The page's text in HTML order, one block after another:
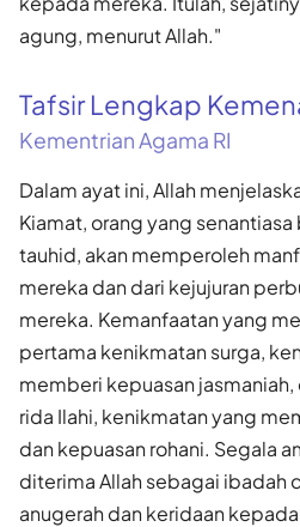
agung, menurut Allah."
Tafsir Lengkap
Kementrian Agama RI
Dalam ayat ini, Allah
Kiamat, orang yang
tauhid, akan memperoleh
mereka dan dari kejujuran
mereka. Kemanfaatan yang
pertama kenikmatan surga,
memberi kepuasan
rida Ilahi, kenikmatan yang
dan kepuasan rohani. Segala
diterima Allah sebagai ibadah
anugerah dan keridaan